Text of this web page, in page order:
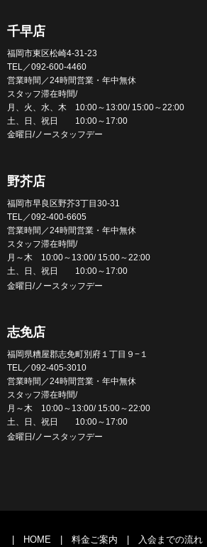
千早店
福岡市東区松崎4-31-23
TEL／092-600-4460
営業時間／24時間営業・年中無休
スタッフ滞在時間/
月、火、水、木 10:00～13:00/ 15:00～22:00
土、日、祝日 10:00～17:00
金曜日/ノースタッフデー
野芥店
福岡市早良区野芥3丁目30-31
TEL／092-400-6605
営業時間／24時間営業・年中無休
スタッフ滞在時間/
月～木 10:00～13:00/ 15:00～22:00
土、日、祝日 10:00～17:00
金曜日/ノースタッフデー
志免店
福岡県糟屋郡志免町別府１丁目９−１
TEL／092-405-3010
営業時間／24時間営業・年中無休
スタッフ滞在時間/
月～木 10:00～13:00/ 15:00～22:00
土、日、祝日 10:00～17:00
金曜日/ノースタッフデー
| HOME | 料金ご案内 | 入会までの流れ